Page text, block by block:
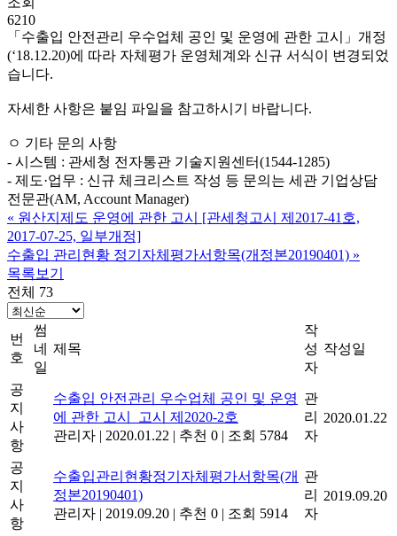
6210
「수출입 안전관리 우수업체 공인 및 운영에 관한 고시」개정
(‘18.12.20)에 따라 자체평가 운영체계와 신규 서식이 변경되었
습니다.
자세한 사항은 붙임 파일을 참고하시기 바랍니다.
ㅇ 기타 문의 사항
- 시스템 : 관세청 전자통관 기술지원센터(1544-1285)
- 제도·업무 : 신규 체크리스트 작성 등 문의는 세관 기업상담
전문관(AM, Account Manager)
« 원산지제도 운영에 관한 고시 [관세청고시 제2017-41호,
2017-07-25, 일부개정]
수출입 관리현황 정기자체평가서항목(개정본20190401) »
목록보기
전체 73
번
호
썸
네
일
제목
작
성
자
작성일
공
지
사
항
수출입 안전관리 우수업체 공인 및 운영
에 관한 고시_고시 제2020-2호
관리자 | 2020.01.22 | 추천 0 | 조회 5784
관
리
자
2020.01.22
공
지
사
항
수출입관리현황정기자체평가서항목(개
정본20190401)
관리자 | 2019.09.20 | 추천 0 | 조회 5914
관
리
자
2019.09.20